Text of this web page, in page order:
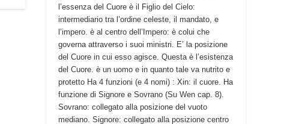
l’essenza del Cuore è il Figlio del Cielo:
intermediario tra l’ordine celeste, il mandato, e
l’impero. è al centro dell’Impero: è colui che
governa attraverso i suoi ministri. E’ la posizione
del Cuore in cui esso agisce. Questa è l’esistenza
del Cuore. è un uomo e in quanto tale va nutrito e
protetto Ha 4 funzioni (e 4 nomi) : Xin: il cuore. Ha
funzione di Signore e Sovrano (Su Wen cap. 8).
Sovrano: collegato alla posizione del vuoto
mediano. Signore: collegato alla posizione centro